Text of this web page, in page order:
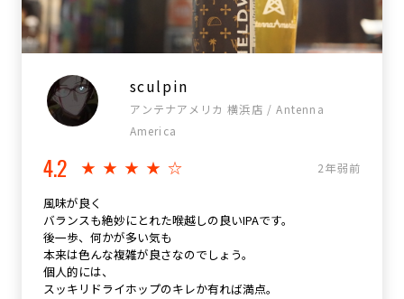
sculpin
アンテナアメリカ 横浜店 / Antenna
America
4.2 ★★★★☆ 2年弱前
風味が良く
バランスも絶妙にとれた喉越しの良いIPAです。
後一歩、何かが多い気も
本来は色んな複雑が良さなのでしょう。
個人的には、
スッキリドライホップのキレか有れば満点。